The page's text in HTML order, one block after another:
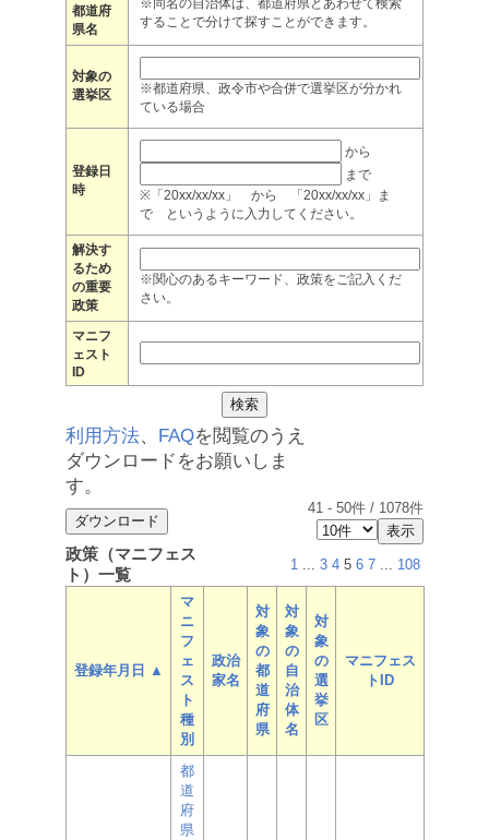
都道府
県名
※同名の自治体は、都道府県とあわせて検索
することで分けて探すことができます。
対象の
選挙区
※都道府県、政令市や合併で選挙区が分かれ
ている場合
登録日
時
から
まで
※「20xx/xx/xx」 から 「20xx/xx/xx」ま
で というように入力してください。
解決す
るため
の重要
政策
※関心のあるキーワード、政策をご記入くだ
さい。
マニフ
ェスト
ID
利用方法、 FAQを閲覧のうえ
ダウンロードをお願いしま
す。
41 - 50件 / 1078件
政策（マニフェス
ト）一覧
1 ... 3 4 5 6 7 ... 108
登録年月日 ▲
マ
ニ
フ
ェ
ス
ト
種
別
政治
家名
対
象
の
都
道
府
県
対
象
の
自
治
体
名
対
象
の
選
挙
区
マニフェス
トID
都
道
府
県